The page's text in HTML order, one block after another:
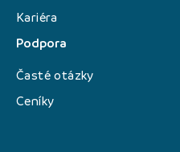
Kariéra
Podpora
Časté otázky
Ceníky